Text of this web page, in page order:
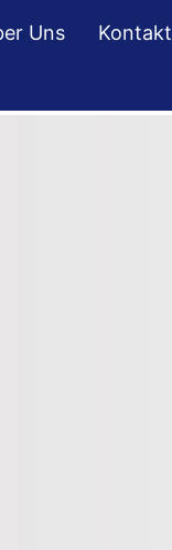
Uns Kontakt